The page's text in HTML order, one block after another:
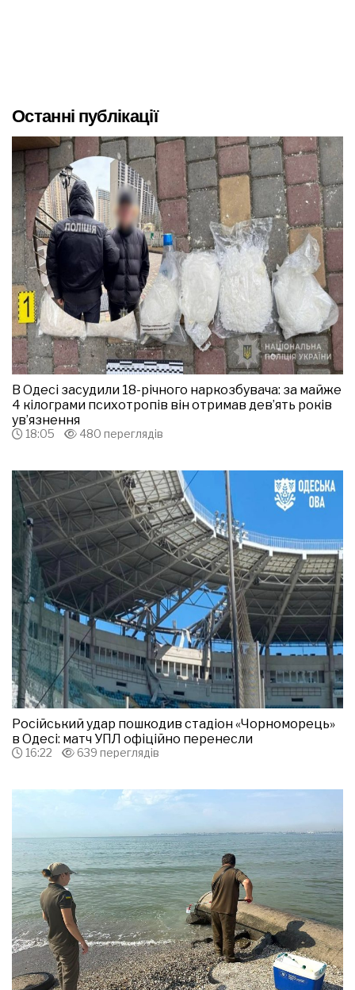
Останні публікації
В Одесі засудили 18-річного наркозбувача: за майже
4 кілограми психотропів він отримав дев’ять років
ув’язнення
18:05 480 переглядів
Російський удар пошкодив стадіон «Чорноморець»
в Одесі: матч УПЛ офіційно перенесли
16:22 639 переглядів